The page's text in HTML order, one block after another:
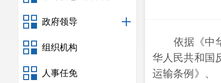
政府领导
组织机构
人事任免
依据 《
华人民共和国
运输条例》、